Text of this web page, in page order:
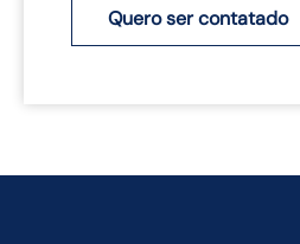
Quero ser contatado